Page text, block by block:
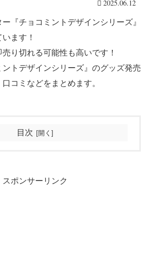
2025.06.12
『チョコミントデザインシリーズ』
ます！
り切れる可能性も高いです！
トデザインシリーズ』のグッズ発売
コミなどをまとめます。
目次
スポンサーリンク